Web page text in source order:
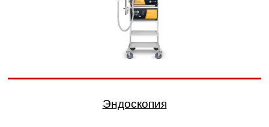
Эндоскопия